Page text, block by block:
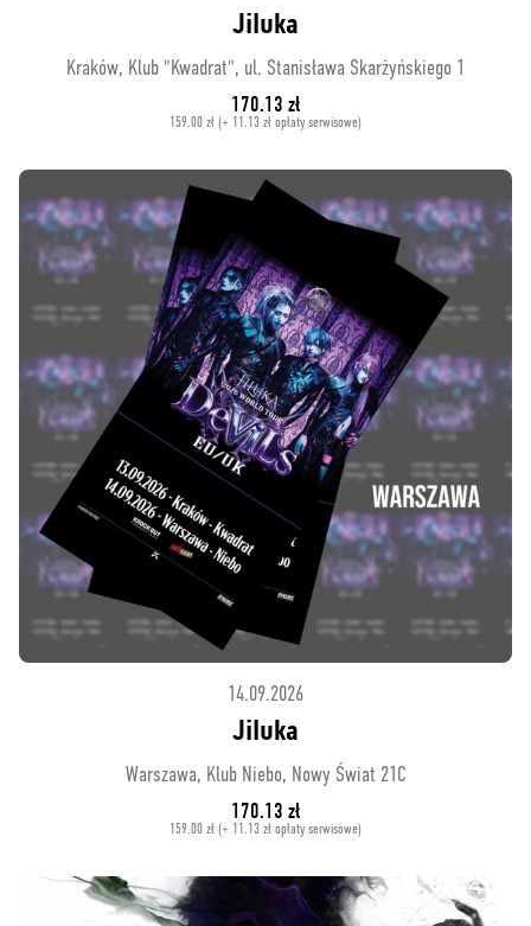
Jiluka
Kraków, Klub "Kwadrat", ul. Stanisława Skarżyńskiego 1
170.13 zł
159.00 zł (+ 11.13 zł opłaty serwisowe)
14.09.2026
Jiluka
Warszawa, Klub Niebo, Nowy Świat 21C
170.13 zł
159.00 zł (+ 11.13 zł opłaty serwisowe)